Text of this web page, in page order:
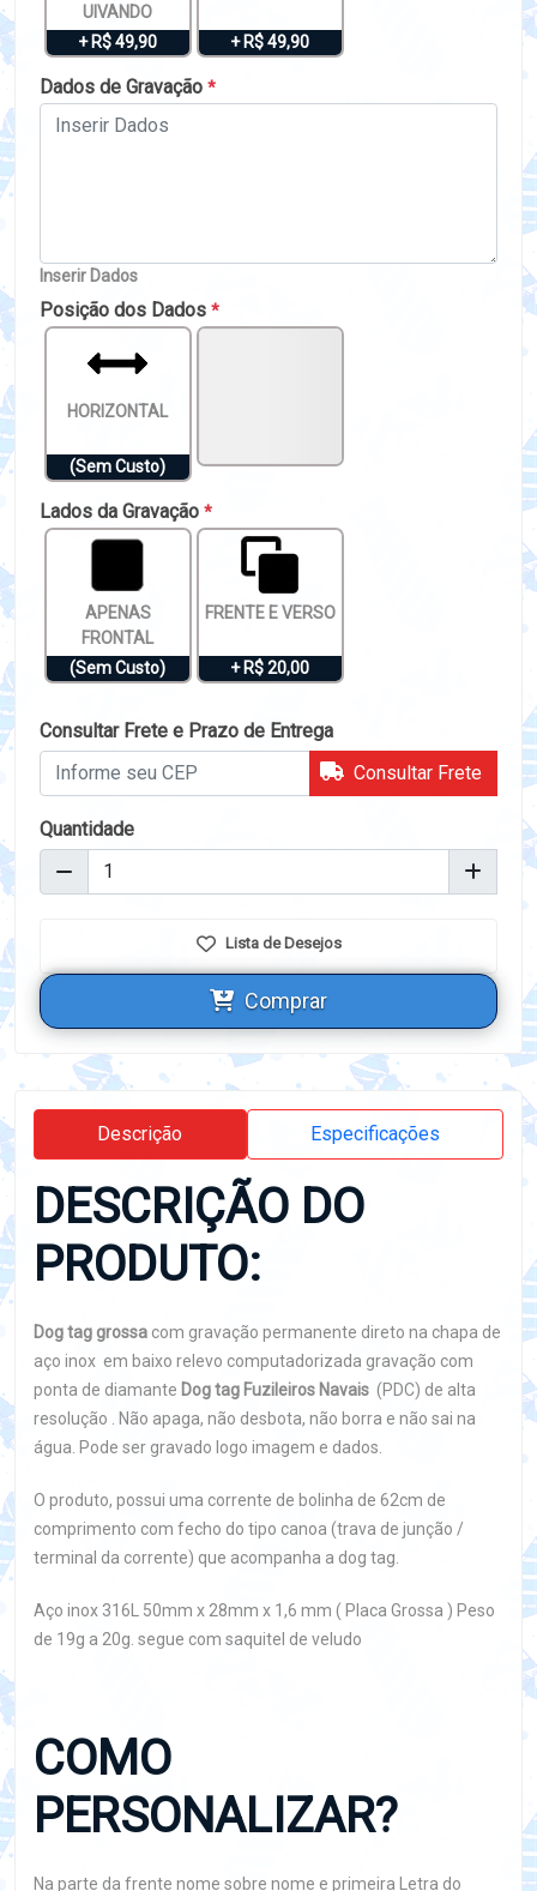
UIVANDO
+ R$ 49,90
+ R$ 49,90
Dados de Gravação *
Inserir Dados
Posição dos Dados *
HORIZONTAL
(Sem Custo)
Lados da Gravação *
APENAS
FRONTAL
(Sem Custo)
FRENTE E VERSO
+ R$ 20,00
Consultar Frete e Prazo de Entrega
Consultar Frete
Quantidade
Lista de Desejos
Comprar
Descrição Especificações
DESCRIÇÃO DO
PRODUTO:
Dog tag grossa com gravação permanente direto na chapa de
aço inox em baixo relevo computadorizada gravação com
ponta de diamante Dog tag Fuzileiros Navais (PDC) de alta
resolução . Não apaga, não desbota, não borra e não sai na
água. Pode ser gravado logo imagem e dados.
O produto, possui uma corrente de bolinha de 62cm de
comprimento com fecho do tipo canoa (trava de junção /
terminal da corrente) que acompanha a dog tag.
Aço inox 316L 50mm x 28mm x 1,6 mm ( Placa Grossa ) Peso
de 19g a 20g. segue com saquitel de veludo
COMO
PERSONALIZAR?
Na parte da frente nome sobre nome e primeira Letra do